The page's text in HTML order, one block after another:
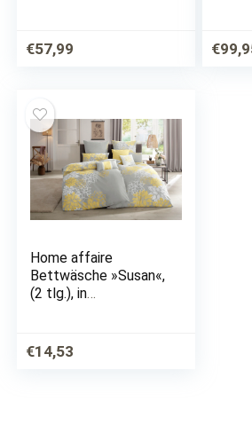
€57,99 €
Home affaire
Bettwäsche »Susan«,
(2 tlg.), in
Design
€14,53